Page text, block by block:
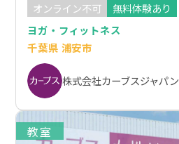
オンライン不可
無料体験あり
ヨガ・フィットネス
千葉県 浦安市
株式会社カーブスジャパン
教室